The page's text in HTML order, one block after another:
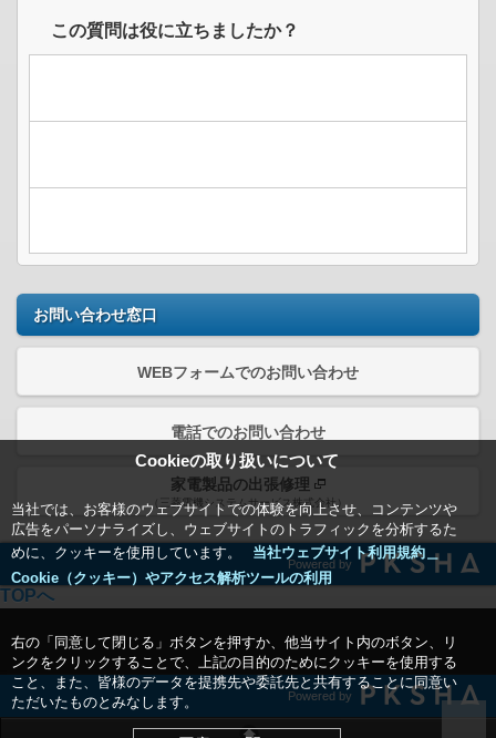
Cookieの取り扱いについて
当社では、お客様のウェブサイトでの体験を向上させ、コンテンツや
広告をパーソナライズし、ウェブサイトのトラフィックを分析するた
めに、クッキーを使用しています。
当社ウェブサイト利用規約＿
Cookie（クッキー）やアクセス解析ツールの利用
右の「同意して閉じる」ボタンを押すか、他当サイト内のボタン、リ
ンクをクリックすることで、上記の目的のためにクッキーを使用する
こと、また、皆様のデータを提携先や委託先と共有することに同意い
ただいたものとみなします。
この質問は役に立ちましたか？
お問い合わせ窓口
WEBフォームでのお問い合わせ
電話でのお問い合わせ
家電製品の出張修理
（三菱電機システムサービス株式会社）
Powered by
TOPへ
Powered by